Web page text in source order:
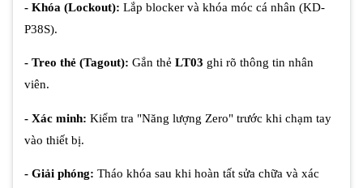
- Khóa (Lockout): Lắp blocker và khóa móc cá nhân (KD-
P38S).
- Treo thẻ (Tagout): Gắn thẻ LT03 ghi rõ thông tin nhân
viên.
- Xác minh: Kiểm tra "Năng lượng Zero" trước khi chạm tay
vào thiết bị.
- Giải phóng: Tháo khóa sau khi hoàn tất sửa chữa và xác